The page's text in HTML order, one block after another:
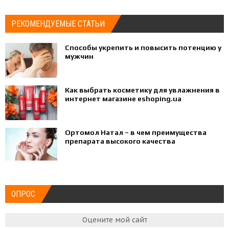
РЕКОМЕНДУЕМЫЕ СТАТЬИ
Способы укрепить и повысить потенцию у
мужчин
Как выбрать косметику для увлажнения в
интернет магазине eshoping.ua
Ортомол Натал – в чем преимущества
препарата высокого качества
ОПРОС
Оцените мой сайт